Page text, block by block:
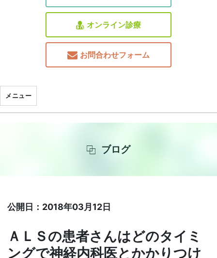
オンライン診療
お問合わせフォーム
メニュー
ブログ
公開日：2018年03月12日
ＡＬＳの患者さんはどのタイミ
ングで神経内科医とかかりつけ